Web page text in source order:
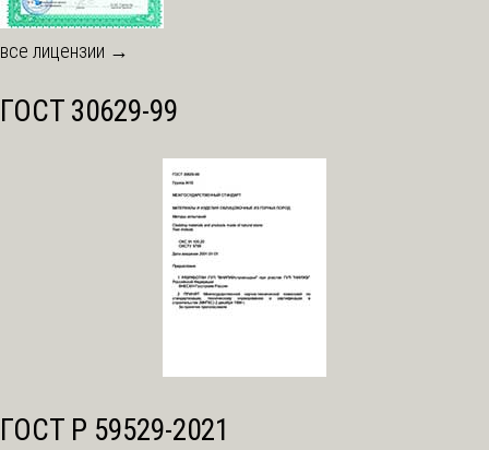
все лицензии →
ГОСТ 30629-99
ГОСТ Р 59529-2021